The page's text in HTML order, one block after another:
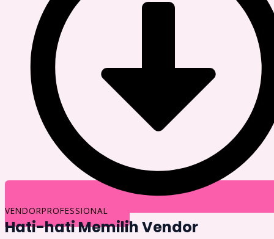
VENDORPROFESSIONAL
Hati-hati Memilih Vendor